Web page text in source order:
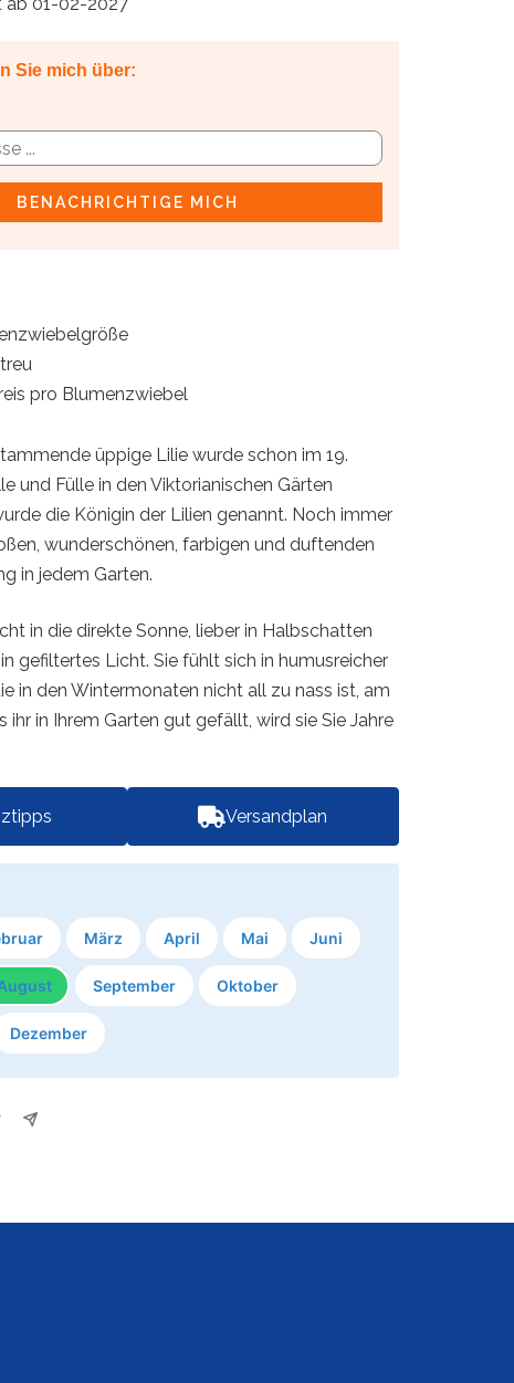
Sie mich über:
BENACHRICHTIGE MICH
pro Blumenzwiebel
üppige Lilie wurde schon im 19.
und Fülle in den Viktorianischen Gärten
die Königin der Lilien genannt. Noch immer
wunderschönen, farbigen und duftenden
in jedem Garten.
in die direkte Sonne, lieber in Halbschatten
gefiltertes Licht. Sie fühlt sich in humusreicher
in den Wintermonaten nicht all zu nass ist, am
ihr in Ihrem Garten gut gefällt, wird sie Sie Jahre
Versandplan
März April Mai Juni
September Oktober
Dezember